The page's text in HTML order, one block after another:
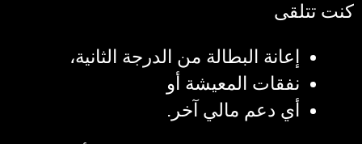
كنت تتلقى
إعانة البطالة من الدرجة الثانية،
نفقات المعيشة أو
أي دعم مالي آخر.